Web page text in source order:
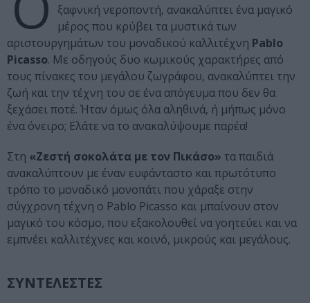
ξαφνική νεροποντή, ανακαλύπτει ένα μαγικό
μέρος που κρύβει τα μυστικά των
αριστουργημάτων του μοναδικού καλλιτέχνη Pablo
Picasso. Με οδηγούς δυο κωμικούς χαρακτήρες από
τους πίνακες του μεγάλου ζωγράφου, ανακαλύπτει την
ζωή και την τέχνη του σε ένα απόγευμα που δεν θα
ξεχάσει ποτέ. Ήταν όμως όλα αληθινά, ή μήπως μόνο
ένα όνειρο; Ελάτε να το ανακαλύψουμε παρέα!
Στη «Ζεστή σοκολάτα με τον Πικάσο» τα παιδιά
ανακαλύπτουν με έναν ευφάνταστο και πρωτότυπο
τρόπο το μοναδικό μονοπάτι που χάραξε στην
σύγχρονη τέχνη ο Pablo Picasso και μπαίνουν στον
μαγικό του κόσμο, που εξακολουθεί να γοητεύει και να
εμπνέει καλλιτέχνες και κοινό, μικρούς και μεγάλους.
ΣΥΝΤΕΛΕΣΤΕΣ